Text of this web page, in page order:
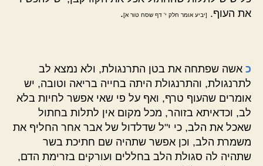
את העוף.
[יביע אומר חלק י' דף שסח טור א].
כ אשה שפתחה את בטן התרנגולת, ולא נמצא לב
לתרנגולת, והתרנגולת היתה בחייה בריאה וטובה, יש
אומרים שהעוף טרף, ואף על פי שאי אפשר לחיות בלא
לב, וכדאיתא בזוהר, מכל מקום אין לתלות בחתול
שאכל את הלב, כי י"ל שדלדול של אבר אחר החליף את
משמרת הלב, וכן אפשר שתהיה שם חתיכת בשר
שתהיה לה סגולת הלב בחללים ועורקים בזרימת הדם,